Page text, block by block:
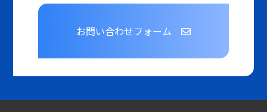
お問い合わせフォーム